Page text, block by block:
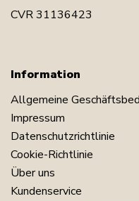
CVR 31136423
Information
Allgemeine
Impressum
Datenschutzrichtlinie
Cookie-Richtlinie
Über uns
Kundenservice